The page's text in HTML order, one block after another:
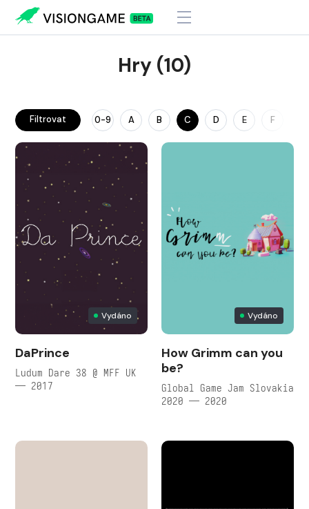
Hry (10)
Filtrovat 0-9 A B C D E F
Vydáno
DaPrince
Ludum Dare 38 @ MFF UK
— 2017
Vydáno
How Grimm can you
be?
Global Game Jam Slovakia
2020 — 2020